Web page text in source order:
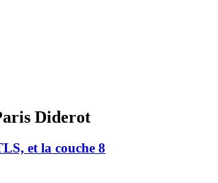
Diderot
et la couche 8